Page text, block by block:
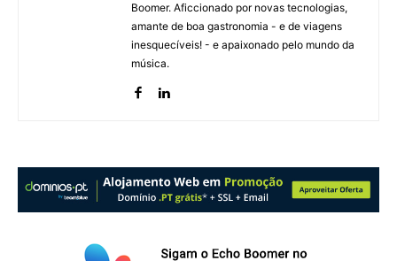
Boomer. Aficcionado por novas tecnologias,
amante de boa gastronomia - e de viagens
inesquecíveis! - e apaixonado pelo mundo da
música.